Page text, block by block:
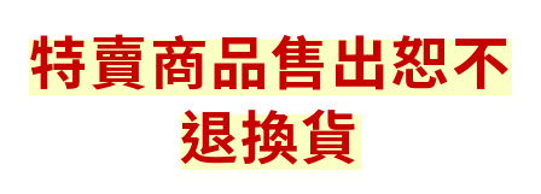
特賣商品售出恕不
退換貨